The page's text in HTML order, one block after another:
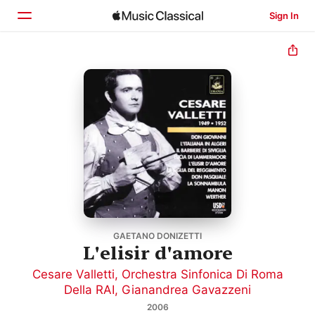
Sign In
GAETANO DONIZETTI
L'elisir d'amore
Cesare Valletti, Orchestra Sinfonica Di Roma
Della RAI, Gianandrea Gavazzeni
2006